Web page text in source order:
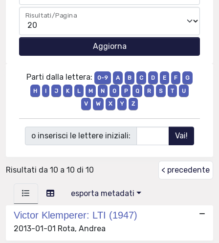
Risultati/Pagina
Parti dalla lettera: 0-9 A B C D E F
G
H
I J K L M N O P Q R S T
U
V
W X Y Z
o inserisci le lettere iniziali:
Risultati da 10 a 10 di 10 < precedente
esporta metadati
Victor Klemperer: LTI (1947)
2013-01-01 Rota, Andrea